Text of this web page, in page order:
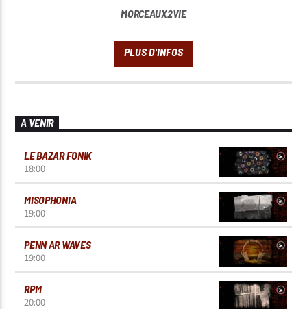
MORCEAUX2VIE
A VENIR
LE BAZAR FONIK
18:00
MISOPHONIA
19:00
PENN AR WAVES
19:00
RPM
20:00